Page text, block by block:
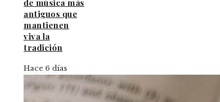
de música más
antiguos que
mantienen
viva la
tradición
Hace 6 días